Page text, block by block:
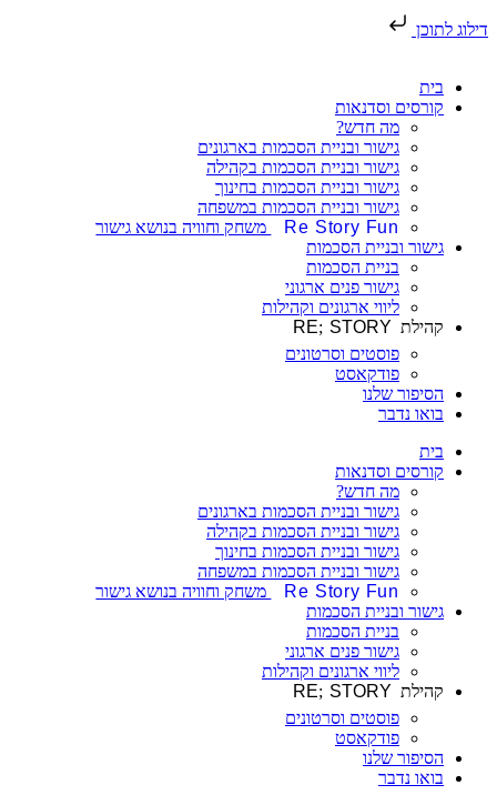
דילוג לתוכן
בית
קורסים וסדנאות
מה חדש?
גישור ובניית הסכמות בארגונים
גישור ובניית הסכמות בקהילה
גישור ובניית הסכמות בחינוך
גישור ובניית הסכמות במשפחה
Re Story Fun
משחק וחוויה בנושא גישור
גישור ובניית הסכמות
בניית הסכמות
גישור פנים ארגוני
ליווי ארגונים וקהילות
קהילת
RE; STORY
פוסטים וסרטונים
פודקאסט
הסיפור שלנו
בואו נדבר
בית
קורסים וסדנאות
מה חדש?
גישור ובניית הסכמות בארגונים
גישור ובניית הסכמות בקהילה
גישור ובניית הסכמות בחינוך
גישור ובניית הסכמות במשפחה
Re Story Fun
משחק וחוויה בנושא גישור
גישור ובניית הסכמות
בניית הסכמות
גישור פנים ארגוני
ליווי ארגונים וקהילות
קהילת
RE; STORY
פוסטים וסרטונים
פודקאסט
הסיפור שלנו
בואו נדבר